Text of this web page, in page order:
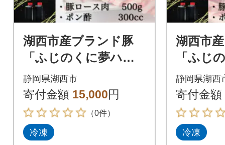
湖西市産ブランド豚
「ふじのくに夢ハー
ブ豚」しゃぶしゃぶ
用ロース肉(500g)と手
作りポン酢のセット
静岡県湖西市
寄付金額 15,000円
（0件）
冷凍
湖西市
「ふじ
ブ豚」
用肩ロ
手作り
ト
静岡県湖西
寄付金額
冷凍